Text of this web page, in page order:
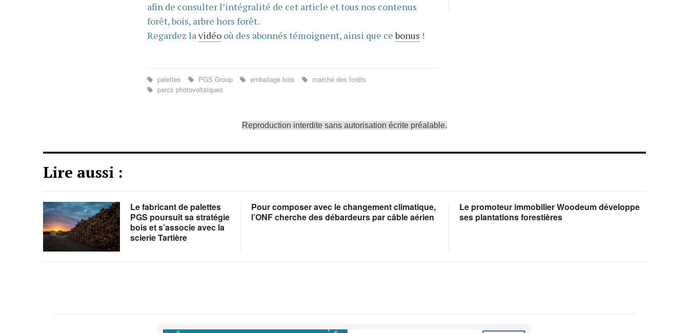
afin de consulter l’intégralité de cet article et tous nos contenus
forêt, bois, arbre hors forêt.
Regardez lavidéooù des abonnés témoignent, ainsi que cebonus !
palettes PGS Group emballage bois
marché des forêts
parcs photovoltaïques
Reproduction interdite sans autorisation écrite préalable.
Lire aussi :
Le fabricant de palettes
PGS poursuit sa stratégie
bois et s’associe avec la
scierie Tartière
Pour composer avec le changement climatique,
l’ONF cherche des débardeurs par câble aérien
Le promoteur immobilier Woodeum développe
ses plantations forestières